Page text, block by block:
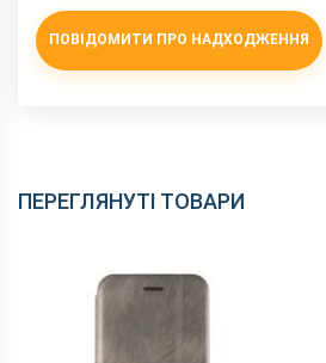
ПОВІДОМИТИ ПРО НАДХОДЖЕННЯ
ПЕРЕГЛЯНУТІ ТОВАРИ